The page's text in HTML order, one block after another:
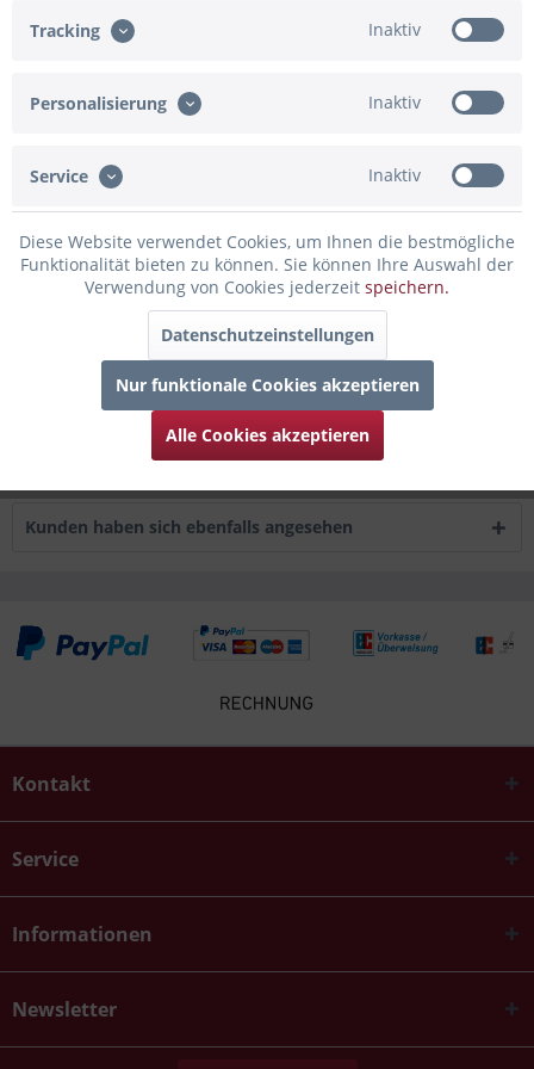
Artikel-Nr.:
Beschreibung
Bewertungen
0
Bewertungen lesen, schreiben und diskutieren...mehr
Infos zum Hersteller
Folgende Infos zum Hersteller sind verfübar......
Kunden kauften auch
Kunden haben sich ebenfalls angesehen
Kontakt
Service
Informationen
Newsletter
Tracking Inaktiv
Personalisierung Inaktiv
Service Inaktiv
Diese Website verwendet Cookies, um Ihnen die bestmögliche
Funktionalität bieten zu können. Sie können Ihre Auswahl der
Verwendung von Cookies jederzeit speichern.
Datenschutzeinstellungen
Nur funktionale Cookies akzeptieren
Alle Cookies akzeptieren